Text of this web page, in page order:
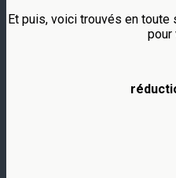
Et puis, voici trouvés en
pour